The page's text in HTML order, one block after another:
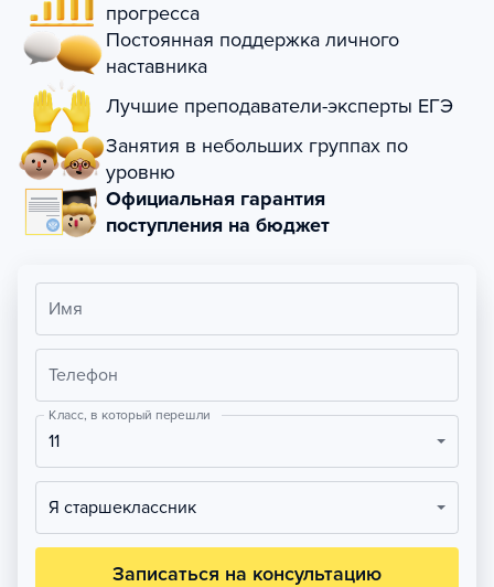
прогресса
Постоянная поддержка личного
наставника
Лучшие преподаватели-эксперты ЕГЭ
Занятия в небольших группах по
уровню
Официальная гарантия
поступления на бюджет
Имя
Телефон
Класс, в который перешли
11
Я старшеклассник
Записаться на консультацию